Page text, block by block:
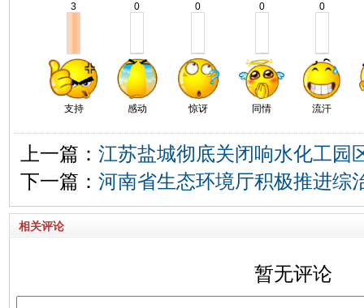
3
支持
0
感动
0
惊讶
0
同情
0
流汗
上一篇： 江苏盐城彻底关闭响水化工园
下一篇： 河南省生态环境厅积极推进综
相关评论
暂无评论